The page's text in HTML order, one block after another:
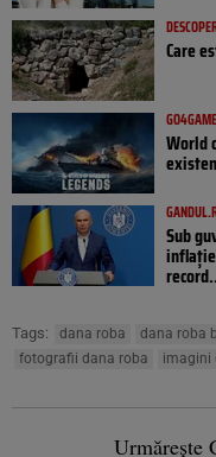
Care
World
Sub
Tags: dana roba dana roba
fotografii dana roba
imagini
Urmărește